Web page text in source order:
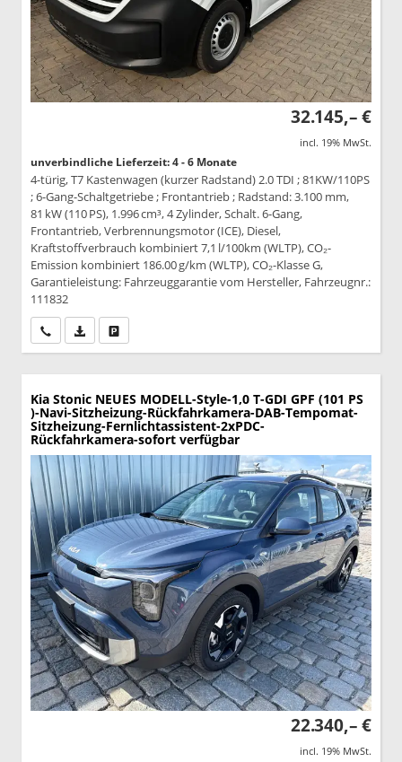
32.145,– €
incl. 19% MwSt.
unverbindliche Lieferzeit: 4 - 6 Monate
4-türig, T7 Kastenwagen (kurzer Radstand) 2.0 TDI ; 81KW/110PS
; 6-Gang-Schaltgetriebe ; Frontantrieb ; Radstand: 3.100 mm,
81 kW (110 PS), 1.996 cm³, 4 Zylinder, Schalt. 6-Gang,
Frontantrieb, Verbrennungsmotor (ICE), Diesel,
Kraftstoffverbrauch kombiniert 7,1 l/100km (WLTP), CO₂-
Emission kombiniert 186.00 g/km (WLTP), CO₂-Klasse G,
Garantieleistung: Fahrzeuggarantie vom Hersteller, Fahrzeugnr.:
111832
Wir rufen Sie anPDF-Datei, Fahrzeugexposé drucken
Kia Stonic NEUES MODELL-Style-1,0 T-GDI GPF (101 PS
)-Navi-Sitzheizung-Rückfahrkamera-DAB-Tempomat-
Sitzheizung-Fernlichtassistent-2xPDC-
Rückfahrkamera-sofort verfügbar
22.340,– €
incl. 19% MwSt.